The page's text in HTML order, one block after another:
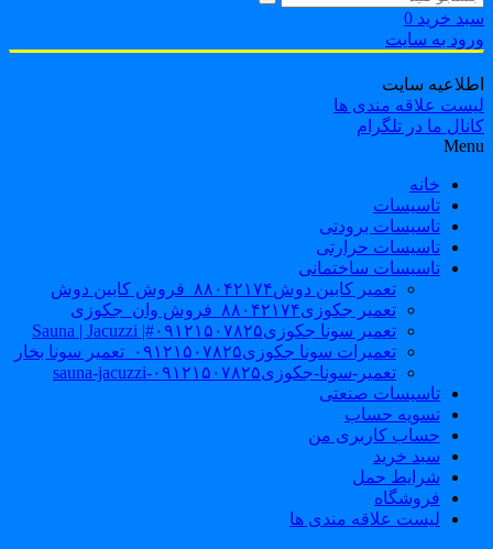
خرید 0
به سایت
سایت
علاقه مندی ها
ما در تلگرام
خانه
تاسیسات
تاسیسات برودتی
تاسیسات حرارتی
تاسیسات ساختمانی
تعمیر کابین دوش۸۸۰۴۲۱۷۴_فروش کابین دوش
تعمیر جکوزی۸۸۰۴۲۱۷۴_فروش وان_جکوزی
تعمیر سونا جکوزی۰۹۱۲۱۵۰۷۸۲۵#| Sauna | Jacuzzi
تعمیرات سونا جکوزی۰۹۱۲۱۵۰۷۸۲۵_تعمیر سونا بخار
تعمیر-سونا-جکوزی۰۹۱۲۱۵۰۷۸۲۵-sauna-jacuzzi
تاسیسات صنعتی
تسویه حساب
حساب کاربری من
سبد خرید
شرایط حمل
فروشگاه
لیست علاقه مندی ها